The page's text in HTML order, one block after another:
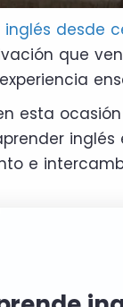
inglés desde
que
esta
e